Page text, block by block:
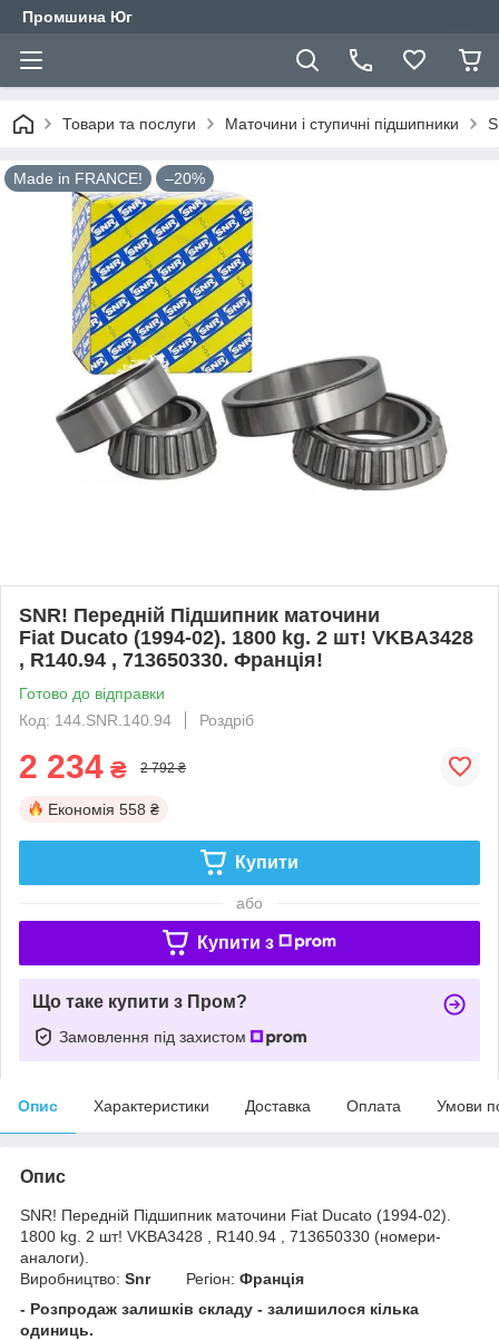
Промшина Юг
Товари та послуги Маточини і ступичні підшипники
Made in FRANCE! –20%
SNR! Передній Підшипник маточини
Fiat Ducato (1994-02). 1800 kg. 2 шт! VKBA3428
, R140.94 , 713650330. Франція!
Готово до відправки
Код: 144.SNR.140.94
Роздріб
2 234 ₴ 2 792 ₴
Економія 558 ₴
Купити
або
Купити з
Що таке купити з Пром?
Замовлення під захистом
Опис Характеристики Доставка Оплата Умови
Опис
SNR! Передній Підшипник маточини Fiat Ducato (1994-02).
1800 kg. 2 шт! VKBA3428 , R140.94 , 713650330 (номери-
аналоги).
Виробництво: SnrРегіон: Франція
- Розпродаж залишків складу - залишилося кілька
одиниць.